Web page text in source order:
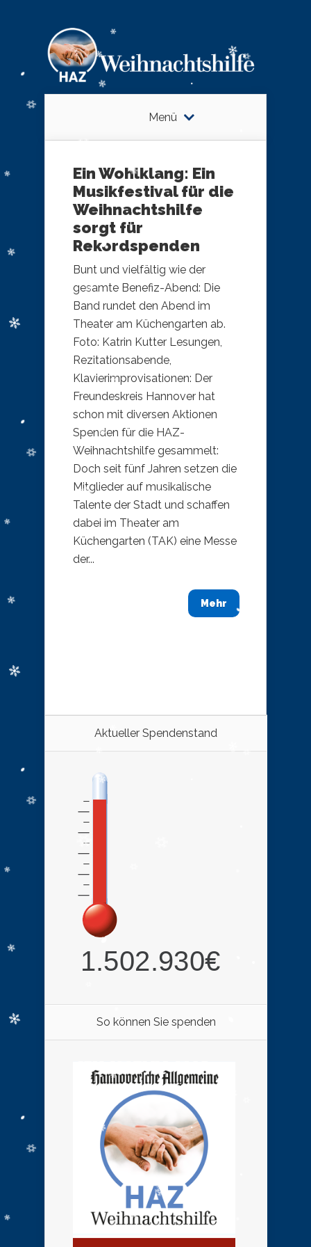
Menü
Ein Wohlklang: Ein
Musikfestival für die
Weihnachtshilfe
sorgt für
Rekordspenden
Bunt und vielfältig wie der
gesamte Benefiz-Abend: Die
Band rundet den Abend im
Theater am Küchengarten ab.
Foto: Katrin Kutter Lesungen,
Rezitationsabende,
Klavierimprovisationen: Der
Freundeskreis Hannover hat
schon mit diversen Aktionen
Spenden für die HAZ-
Weihnachtshilfe gesammelt:
Doch seit fünf Jahren setzen die
Mitglieder auf musikalische
Talente der Stadt und schaffen
dabei im Theater am
Küchengarten (TAK) eine Messe
der...
Mehr
Aktueller Spendenstand
So können Sie spenden